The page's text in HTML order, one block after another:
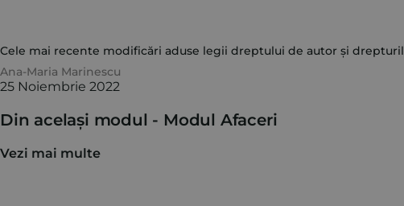
Cele mai recente modificări aduse legii dreptului de autor și
Ana-Maria Marinescu
25 Noiembrie 2022
Din același modul - Modul Afaceri
Vezi mai multe